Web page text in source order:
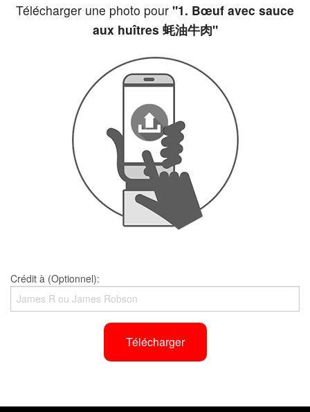
Télécharger une photo pour "1. Bœuf avec sauce
aux huîtres 蚝油牛肉"
Crédit à (Optionnel):
Télécharger